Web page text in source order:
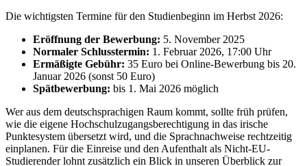
Die wichtigsten Termine für den Studienbeginn im Herbst 2026:
Eröffnung der Bewerbung: 5. November 2025
Normaler Schlusstermin: 1. Februar 2026, 17:00 Uhr
Ermäßigte Gebühr: 35 Euro bei Online-Bewerbung bis 20.
Januar 2026 (sonst 50 Euro)
Spätbewerbung: bis 1. Mai 2026 möglich
Wer aus dem deutschsprachigen Raum kommt, sollte früh prüfen,
wie die eigene Hochschulzugangs­berechtigung in das irische
Punktesystem übersetzt wird, und die Sprachnachweise rechtzeitig
einplanen. Für die Einreise und den Aufenthalt als Nicht-EU-
Studierender lohnt zusätzlich ein Blick in unseren Überblick zur